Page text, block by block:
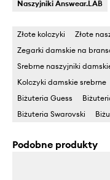
Naszyjniki Answear.LAB
Złote kolczyki
Złote
Zegarki damskie na
Srebrne naszyjniki
Kolczyki damskie srebrne
Biżuteria Guess
Biżuteria Swarovski
Podobne produkty